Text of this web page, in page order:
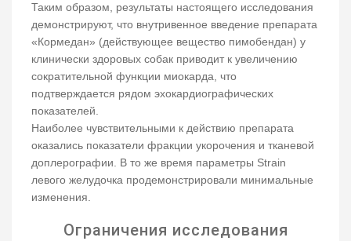
Таким образом, результаты настоящего исследования
демонстрируют, что внутривенное введение препарата
«Кормедан» (действующее вещество пимобендан) у
клинически здоровых собак приводит к увеличению
сократительной функции миокарда, что
подтверждается рядом эхокардиографических
показателей.
Наиболее чувствительными к действию препарата
оказались показатели фракции укорочения и тканевой
доплерографии. В то же время параметры Strain
левого желудочка продемонстрировали минимальные
изменения.
Ограничения исследования